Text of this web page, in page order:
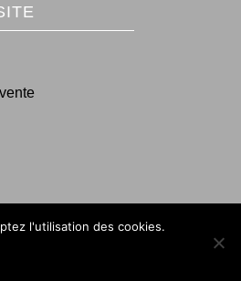
l'utilisation des cookies.